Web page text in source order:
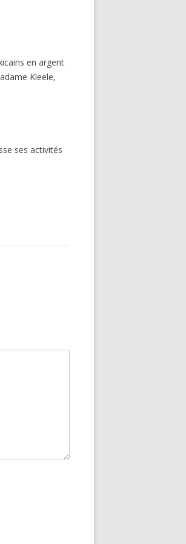
en argent
Kleele,
ses activités